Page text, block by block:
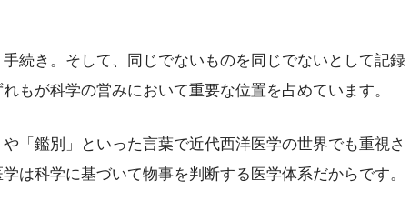
続き。そして、同じでないものを同じでないとして記録
もが科学の営みにおいて重要な位置を占めています。
「鑑別」といった言葉で近代西洋医学の世界でも重視さ
は科学に基づいて物事を判断する医学体系だからです。